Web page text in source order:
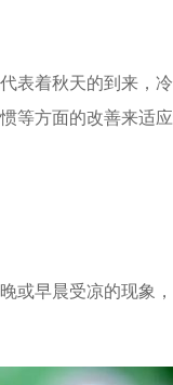
表着秋天的到来，
等方面的改善来适
或早晨受凉的现象